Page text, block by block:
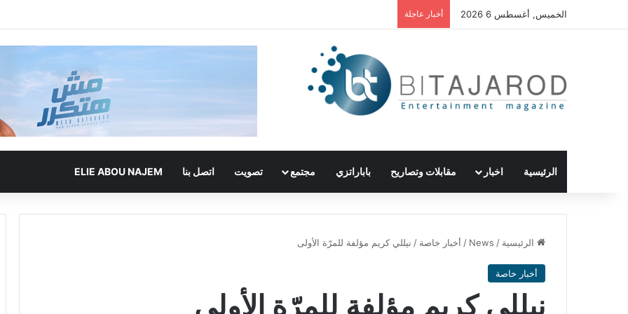
الخميس, أغسطس 6 2026 أخبار عاجلة
الرئيسية اخبار مقابلات وتصاريح باباراتزي مجتمع تصويت اتصل بنا ELIE ABOU NAJEM
الرئيسية /
News
/ أخبار خاصة / نيللي كريم مؤلفة للمرّة الأولى
أخبار خاصة
نيللي كريم مؤلفة للمرّة الأولى